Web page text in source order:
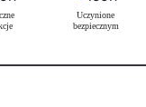
Uczynione
bezpiecznym